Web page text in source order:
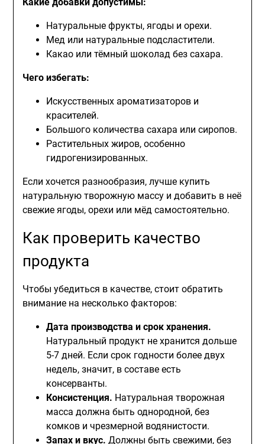
Натуральные фрукты, ягоды и орехи.
Мед или натуральные подсластители.
Какао или тёмный шоколад без сахара.
Чего избегать:
Искусственных ароматизаторов и
красителей.
Большого количества сахара или сиропов.
Растительных жиров, особенно
гидрогенизированных.
Если хочется разнообразия, лучше купить
натуральную творожную массу и добавить в неё
свежие ягоды, орехи или мёд самостоятельно.
Как проверить качество
продукта
Чтобы убедиться в качестве, стоит обратить
внимание на несколько факторов:
Дата производства и срок хранения.
Натуральный продукт не хранится дольше
5-7 дней. Если срок годности более двух
недель, значит, в составе есть
консерванты.
Консистенция. Натуральная творожная
масса должна быть однородной, без
комков и чрезмерной водянистости.
Запах и вкус. Должны быть свежими, без